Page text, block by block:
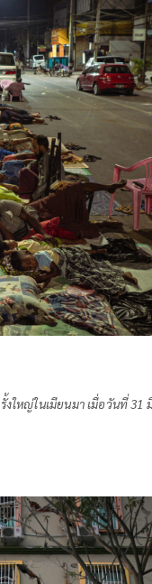
หญ่ในเมียนมา เมื่อวันที่ 31